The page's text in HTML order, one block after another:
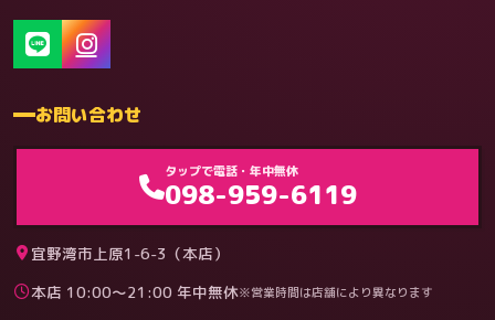
お問い合わせ
タップで電話・年中無休
098-959-6119
宜野湾市上原1-6-3（本店）
本店 10:00〜21:00 年中無休※営業時間は店舗により異なります